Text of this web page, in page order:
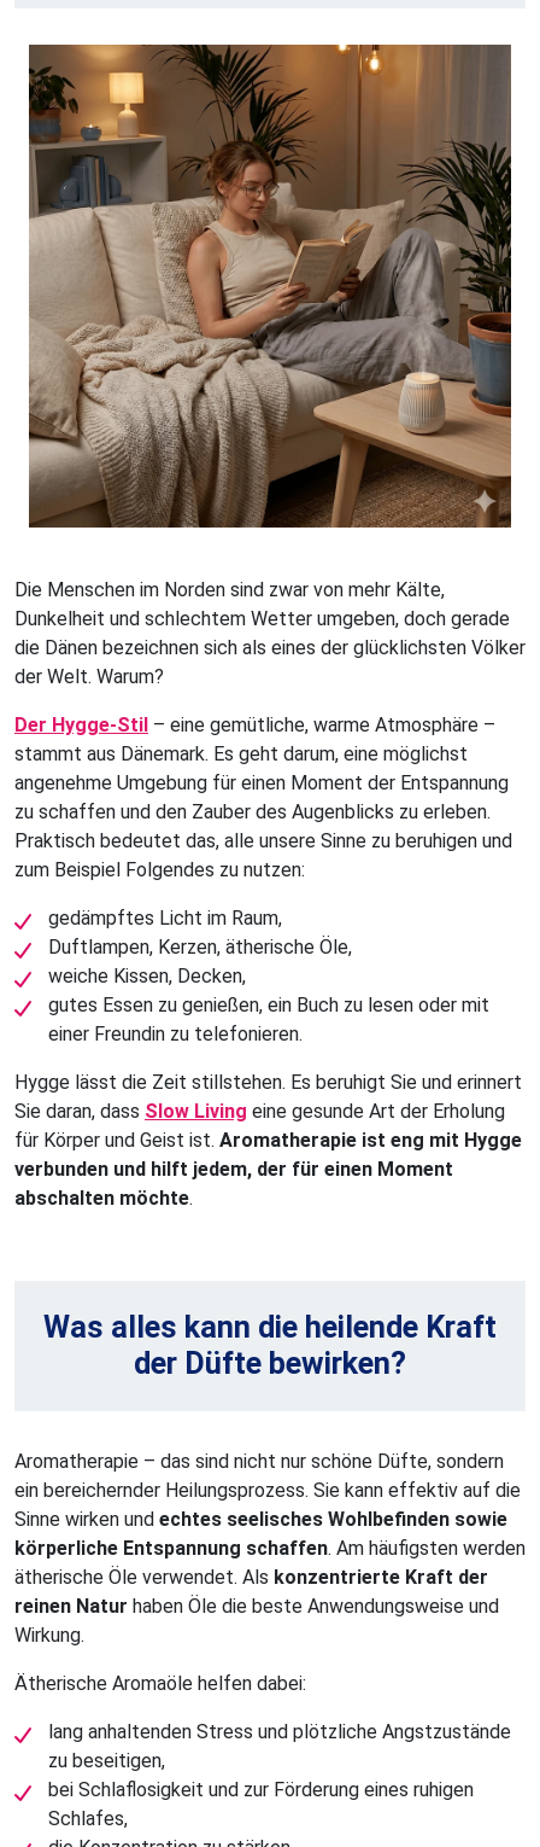
Die Menschen im Norden sind zwar von mehr Kälte,
Dunkelheit und schlechtem Wetter umgeben, doch gerade
die Dänen bezeichnen sich als eines der glücklichsten Völker
der Welt. Warum?
Der Hygge-Stil – eine gemütliche, warme Atmosphäre –
stammt aus Dänemark. Es geht darum, eine möglichst
angenehme Umgebung für einen Moment der Entspannung
zu schaffen und den Zauber des Augenblicks zu erleben.
Praktisch bedeutet das, alle unsere Sinne zu beruhigen und
zum Beispiel Folgendes zu nutzen:
gedämpftes Licht im Raum,
Duftlampen, Kerzen, ätherische Öle,
weiche Kissen, Decken,
gutes Essen zu genießen, ein Buch zu lesen oder mit
einer Freundin zu telefonieren.
Hygge lässt die Zeit stillstehen. Es beruhigt Sie und erinnert
Sie daran, dass Slow Living eine gesunde Art der Erholung
für Körper und Geist ist. Aromatherapie ist eng mit Hygge
verbunden und hilft jedem, der für einen Moment
abschalten möchte.
Was alles kann die heilende Kraft
der Düfte bewirken?
Aromatherapie – das sind nicht nur schöne Düfte, sondern
ein bereichernder Heilungsprozess. Sie kann effektiv auf die
Sinne wirken und echtes seelisches Wohlbefinden sowie
körperliche Entspannung schaffen. Am häufigsten werden
ätherische Öle verwendet. Als konzentrierte Kraft der
reinen Natur haben Öle die beste Anwendungsweise und
Wirkung.
Ätherische Aromaöle helfen dabei:
lang anhaltenden Stress und plötzliche Angstzustände
zu beseitigen,
bei Schlaflosigkeit und zur Förderung eines ruhigen
Schlafes,